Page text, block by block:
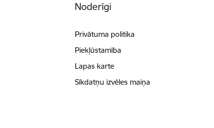
Noderīgi
Privātuma politika
Piekļūstamība
Lapas karte
Sīkdatņu izvēles maiņa